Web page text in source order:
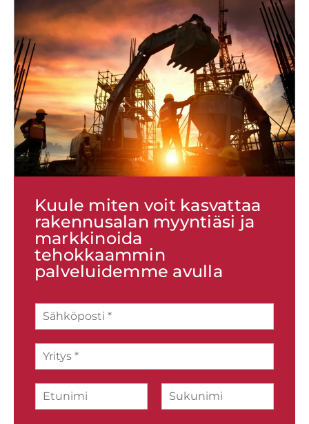
Kuule miten voit kasvattaa
rakennusalan myyntiäsi ja
markkinoida
tehokkaammin
palveluidemme avulla
s